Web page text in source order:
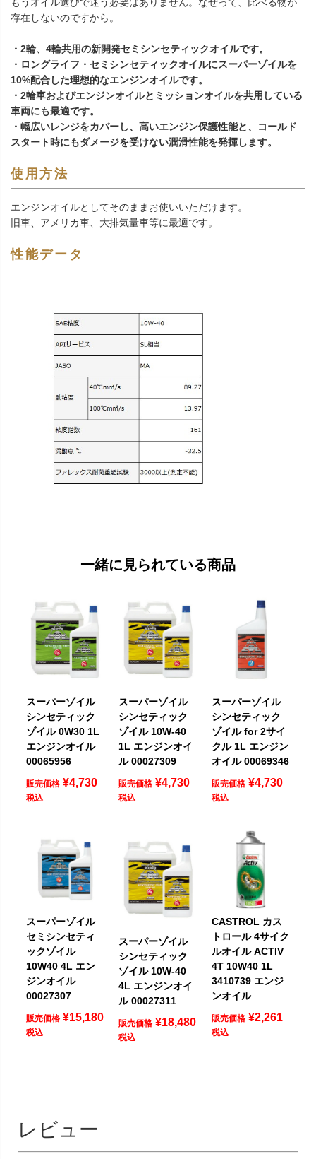
もうオイル選びで迷う必要はありません。なぜって、比べる物が
存在しないのですから。
・2輪、4輪共用の新開発セミシンセティックオイルです。
・ロングライフ・セミシンセティックオイルにスーパーゾイルを
10%配合した理想的なエンジンオイルです。
・2輪車およびエンジンオイルとミッションオイルを共用している
車両にも最適です。
・幅広いレンジをカバーし、高いエンジン保護性能と、コールド
スタート時にもダメージを受けない潤滑性能を発揮します。
使用方法
エンジンオイルとしてそのままお使いいただけます。
旧車、アメリカ車、大排気量車等に最適です。
性能データ
一緒に見られている商品
スーパーゾイル
シンセティック
ゾイル 0W30 1L
エンジンオイル
00065956
販売価格 ¥4,730
税込
スーパーゾイル
シンセティック
ゾイル 10W-40
1L エンジンオイ
ル 00027309
販売価格 ¥4,730
税込
スーパーゾイル
シンセティック
ゾイル for 2サイ
クル 1L エンジン
オイル 00069346
販売価格 ¥4,730
税込
スーパーゾイル
セミシンセティ
ックゾイル
10W40 4L エン
ジンオイル
00027307
販売価格 ¥15,180
税込
スーパーゾイル
シンセティック
ゾイル 10W-40
4L エンジンオイ
ル 00027311
販売価格 ¥18,480
税込
CASTROL カス
トロール 4サイク
ルオイル ACTIV
4T 10W40 1L
3410739 エンジ
ンオイル
販売価格 ¥2,261
税込
レビュー